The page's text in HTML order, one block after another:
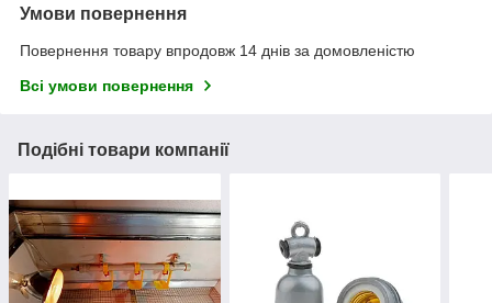
Умови повернення
Повернення товару впродовж 14 днів за домовленістю
Всі умови повернення
Подібні товари компанії